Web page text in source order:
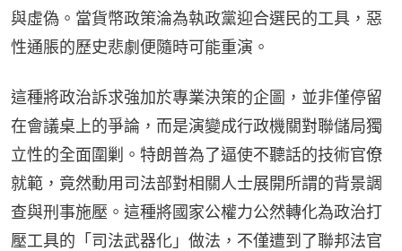
與虛偽。當貨幣政策淪為執政黨迎合選民的工具，惡
性通脹的歷史悲劇便隨時可能重演。
這種將政治訴求強加於專業決策的企圖，並非僅停留
在會議桌上的爭論，而是演變成行政機關對聯儲局獨
立性的全面圍剿。特朗普為了逼使不聽話的技術官僚
就範，竟然動用司法部對相關人士展開所謂的背景調
查與刑事施壓。這種將國家公權力公然轉化為政治打
壓工具的「司法武器化」做法，不僅遭到了聯邦法官